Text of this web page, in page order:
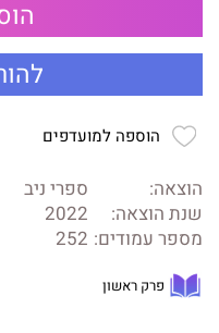
הוספה למועדפים
הוצאה:
ספרי ניב
שנת הוצאה:
2022
מספר עמודים: 252
פרק ראשון